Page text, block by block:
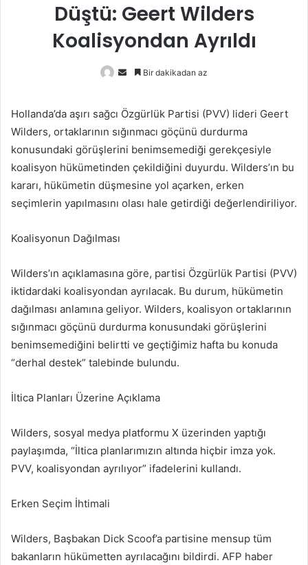
Düştü: Geert Wilders
Koalisyondan Ayrıldı
Bir
göndermek
Bir dakikadan az
Hollanda’da aşırı sağcı Özgürlük Partisi (PVV) lideri Geert
Wilders, ortaklarının sığınmacı göçünü durdurma
konusundaki görüşlerini benimsemediği gerekçesiyle
koalisyon hükümetinden çekildiğini duyurdu. Wilders’ın bu
kararı, hükümetin düşmesine yol açarken, erken
seçimlerin yapılmasını olası hale getirdiği değerlendiriliyor.
Koalisyonun Dağılması
Wilders’ın açıklamasına göre, partisi Özgürlük Partisi (PVV)
iktidardaki koalisyondan ayrılacak. Bu durum, hükümetin
dağılması anlamına geliyor. Wilders, koalisyon ortaklarının
sığınmacı göçünü durdurma konusundaki görüşlerini
benimsemediğini belirtti ve geçtiğimiz hafta bu konuda
“derhal destek” talebinde bulundu.
İltica Planları Üzerine Açıklama
Wilders, sosyal medya platformu X üzerinden yaptığı
paylaşımda, “İltica planlarımızın altında hiçbir imza yok.
PVV, koalisyondan ayrılıyor” ifadelerini kullandı.
Erken Seçim İhtimali
Wilders, Başbakan Dick Scoof’a partisine mensup tüm
bakanların hükümetten ayrılacağını bildirdi. AFP haber